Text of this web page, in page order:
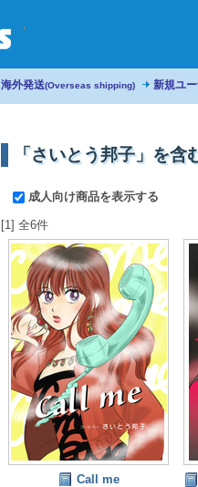
海外発送(Overseas shipping) 新規ユ
「さいとう邦子」を含
成人向け商品を表示する
[1] 全6件
Call me